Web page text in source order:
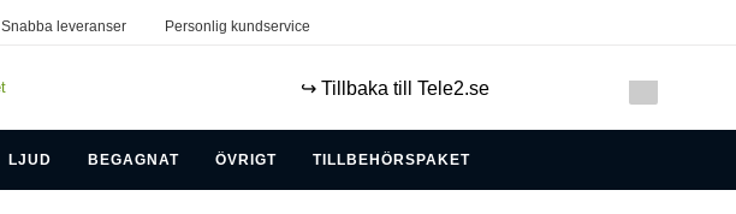
Snabba leveranser Personlig kundservice
↪️ Tillbaka till Tele2.se
LJUD BEGAGNAT ÖVRIGT TILLBEHÖRSPAKET